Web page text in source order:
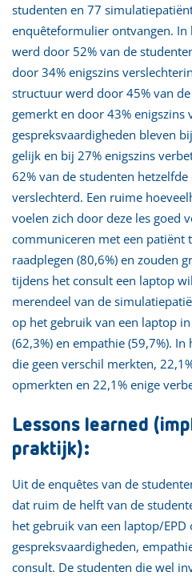
studenten en 77
enquêteformulier ontvangen.
werd door 52% van de
door 34% enigszins
structuur werd door 45% van
gemerkt en door 43% enigszins
gespreksvaardigheden bleven
gelijk en bij 27% enigszins
62% van de studenten
verslechterd. Een ruime
voelen zich door deze les goed
communiceren met een patiënt
raadplegen (80,6%) en zouden
tijdens het consult een laptop
merendeel van de
op het gebruik van een laptop
(62,3%) en empathie (59,7%).
die geen verschil merkten,
opmerkten en 22,1% enige
Lessons learned
praktijk):
Uit de enquêtes van de
dat ruim de helft van de
het gebruik van een laptop/EPD
gespreksvaardigheden,
consult. De studenten die wel